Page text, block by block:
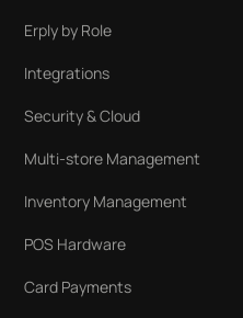
Erply by Role
Integrations
Security & Cloud
Multi-store Management
Inventory Management
POS Hardware
Card Payments